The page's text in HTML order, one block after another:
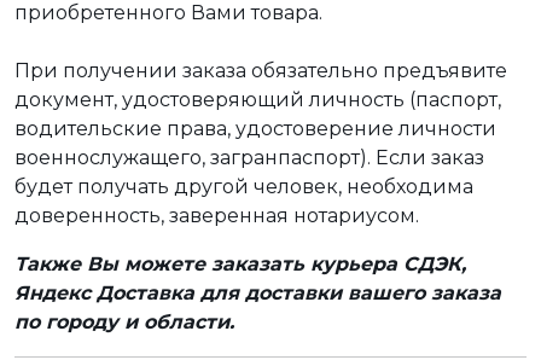
приобретенного Вами товара.
При получении заказа обязательно предъявите
документ, удостоверяющий личность (паспорт,
водительские права, удостоверение личности
военнослужащего, загранпаспорт). Если заказ
будет получать другой человек, необходима
доверенность, заверенная нотариусом.
Также Вы можете заказать курьера СДЭК,
Яндекс Доставка для доставки вашего заказа
по городу и области.